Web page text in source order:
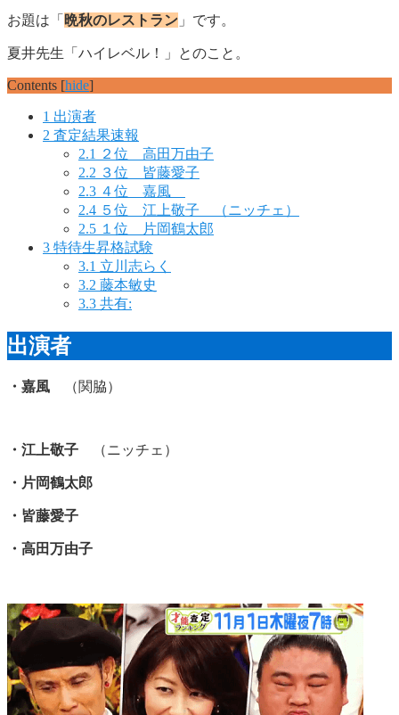
お題は「 晩秋のレストラン 」です。
夏井先生「ハイレベル！」とのこと。
Contents [hide]
1 出演者
2 査定結果速報
2.1
２位 高田万由子
2.2 ３位 皆藤愛子
2.3 ４位 嘉風
2.4 ５位 江上敬子 （ニッチェ）
2.5 １位 片岡鶴太郎
3 特待生昇格試験
3.1 立川志らく
3.2 藤本敏史
3.3 共有:
出演者
・嘉風 （関脇）
・江上敬子 （ニッチェ）
・片岡鶴太郎
・皆藤愛子
・高田万由子